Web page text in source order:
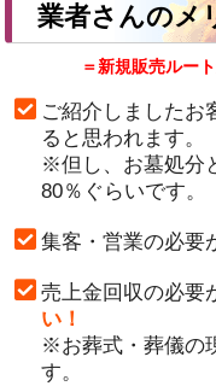
業者さんのメ
＝新規販売ルー
ご紹介しましたお
ると思われます。
※但し、お墓処分
80％ぐらいです。
集客・営業の必要
売上金回収の必要
い！
※お葬式・葬儀の
す。